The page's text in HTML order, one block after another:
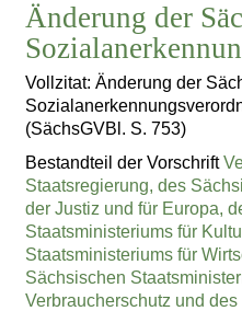
Änderung der
Vollzitat: Änderung der
(SächsGVBl. S. 753)
Bestandteil der Vorschrift
Staatsregierung, des
der Justiz und für Europa,
Staatsministeriums für
Staatsministeriums für
Sächsischen
Verbraucherschutz und